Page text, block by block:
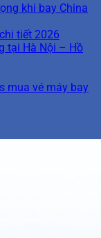
khi bay China
tiết 2026
tại Hà Nội – Hồ
mua vé máy bay